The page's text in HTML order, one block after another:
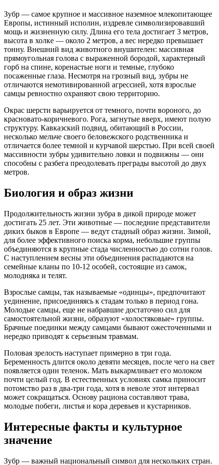
Зубр — самое крупное и массивное наземное млекопитающее
Европы, истинный исполин, издревле символизировавший
мощь и жизненную силу. Длина его тела достигает 3 метров,
высота в холке — около 2 метров, а вес нередко превышает
тонну. Внешний вид животного внушителен: массивная
прямоугольная голова с выраженной бородой, характерный
горб на спине, коренастые ноги и темные, глубоко
посаженные глаза. Несмотря на грозный вид, зубры не
отличаются немотивированной агрессией, хотя взрослые
самцы ревностно охраняют свою территорию.
Окрас шерсти варьируется от темного, почти вороного, до
красновато-коричневого. Рога, загнутые вверх, имеют полую
структуру. Кавказский подвид, обитающий в России,
несколько мельче своего беловежского родственника и
отличается более темной и курчавой шерстью. При всей своей
массивности зубры удивительно ловки и подвижны — они
способны с разбега преодолевать преграды высотой до двух
метров.
Биология и образ жизни
Продолжительность жизни зубра в дикой природе может
достигать 25 лет. Эти животные — последние представители
диких быков в Европе — ведут стадный образ жизни. Зимой,
для более эффективного поиска корма, небольшие группы
объединяются в крупные стада численностью до сотни голов.
С наступлением весны эти объединения распадаются на
семейные кланы по 10-12 особей, состоящие из самок,
молодняка и телят.
Взрослые самцы, так называемые «одинцы», предпочитают
уединение, присоединяясь к стадам только в период гона.
Молодые самцы, еще не набравшие достаточно сил для
самостоятельной жизни, образуют «холостяковые» группы.
Брачные поединки между самцами бывают ожесточенными и
нередко приводят к серьезным травмам.
Половая зрелость наступает примерно в три года.
Беременность длится около девяти месяцев, после чего на свет
появляется один теленок. Мать выкармливает его молоком
почти целый год. В естественных условиях самка приносит
потомство раз в два-три года, хотя в неволе этот интервал
может сокращаться. Основу рациона составляют трава,
молодые побеги, листья и кора деревьев и кустарников.
Интересные факты и культурное
значение
Зубр — важный национальный символ для нескольких стран.